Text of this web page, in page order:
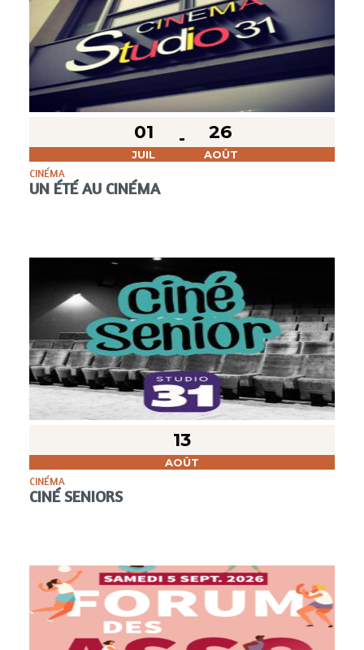
01
JUIL
26
AOÛT
CINÉMA
UN ÉTÉ AU CINÉMA
13
AOÛT
CINÉMA
CINÉ SENIORS